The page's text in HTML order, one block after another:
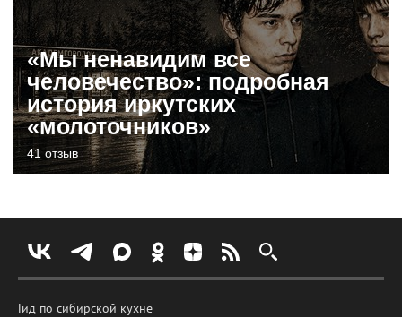
«Мы ненавидим все
человечество»: подробная
история иркутских
«молоточников»
41 отзыв
Гид по сибирской кухне